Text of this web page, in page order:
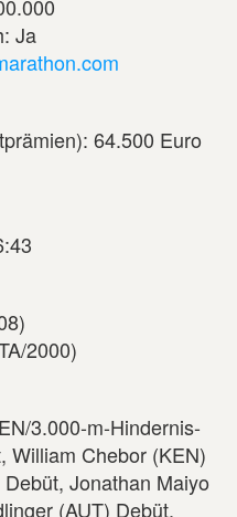
Ja
64.500 Euro
2000)
3.000-m-Hindernis-
William Chebor (KEN)
Jonathan Maiyo
(AUT) Debüt.